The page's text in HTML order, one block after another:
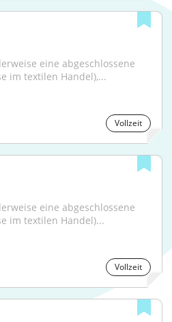
eine abgeschlossene
im textilen Handel),...
Vollzeit
eine abgeschlossene
im textilen Handel)...
Vollzeit